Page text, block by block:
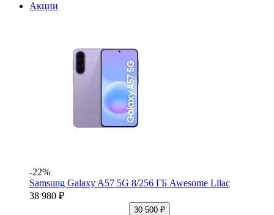
Акции
-22%
Samsung Galaxy A57 5G 8/256 ГБ Awesome Lilac
38 980 ₽
30 500 ₽